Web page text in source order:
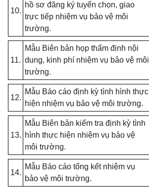
10.
hồ sơ đăng ký tuyển chọn, giao
trực tiếp nhiệm vụ bảo vệ môi
trường.
11.
Mẫu Biên bản họp thẩm định nội
dung, kinh phí nhiệm vụ bảo vệ môi
trường.
12.
Mẫu Báo cáo định kỳ tình hình thực
hiện nhiệm vụ bảo vệ môi trường.
13.
Mẫu Biên bản kiểm tra định kỳ tình
hình thực hiện nhiệm vụ bảo vệ
môi trường.
14.
Mẫu Báo cáo tổng kết nhiệm vụ
bảo vệ môi trường.